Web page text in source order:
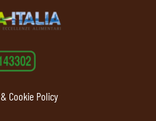
Cookie Policy